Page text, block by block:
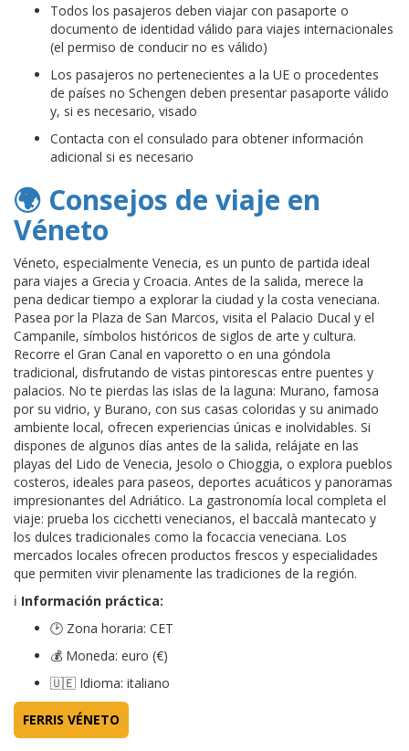
Todos los pasajeros deben viajar con pasaporte o
documento de identidad válido para viajes internacionales
(el permiso de conducir no es válido)
Los pasajeros no pertenecientes a la UE o procedentes
de países no Schengen deben presentar pasaporte válido
y, si es necesario, visado
Contacta con el consulado para obtener información
adicional si es necesario
🌍 Consejos de viaje en
Véneto
Véneto, especialmente Venecia, es un punto de partida ideal
para viajes a Grecia y Croacia. Antes de la salida, merece la
pena dedicar tiempo a explorar la ciudad y la costa veneciana.
Pasea por la Plaza de San Marcos, visita el Palacio Ducal y el
Campanile, símbolos históricos de siglos de arte y cultura.
Recorre el Gran Canal en vaporetto o en una góndola
tradicional, disfrutando de vistas pintorescas entre puentes y
palacios. No te pierdas las islas de la laguna: Murano, famosa
por su vidrio, y Burano, con sus casas coloridas y su animado
ambiente local, ofrecen experiencias únicas e inolvidables. Si
dispones de algunos días antes de la salida, relájate en las
playas del Lido de Venecia, Jesolo o Chioggia, o explora pueblos
costeros, ideales para paseos, deportes acuáticos y panoramas
impresionantes del Adriático. La gastronomía local completa el
viaje: prueba los cicchetti venecianos, el baccalà mantecato y
los dulces tradicionales como la focaccia veneciana. Los
mercados locales ofrecen productos frescos y especialidades
que permiten vivir plenamente las tradiciones de la región.
ℹ Información práctica:
🕑 Zona horaria: CET
💰 Moneda: euro (€)
🇺🇪 Idioma: italiano
FERRIS VÉNETO